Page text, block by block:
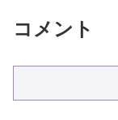
コメント